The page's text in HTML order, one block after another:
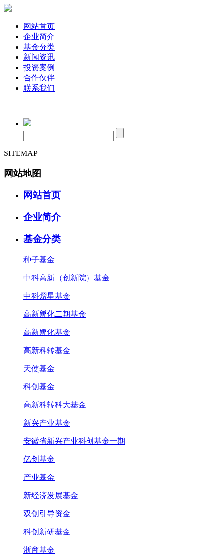
网站首页
企业简介
基金分类
新闻资讯
投资案例
合作伙伴
联系我们
SITEMAP
网站地图
网站首页
企业简介
基金分类
种子基金
中科高新（创新院）基金
中科熠星基金
高新孵化二期基金
高新孵化基金
高新科转基金
天使基金
科创基金
高新科转科大基金
新兴产业基金
安徽省新兴产业科创基金一期
亿创基金
产业基金
新经济发展基金
双创引导资金
科创新研基金
浙商基金